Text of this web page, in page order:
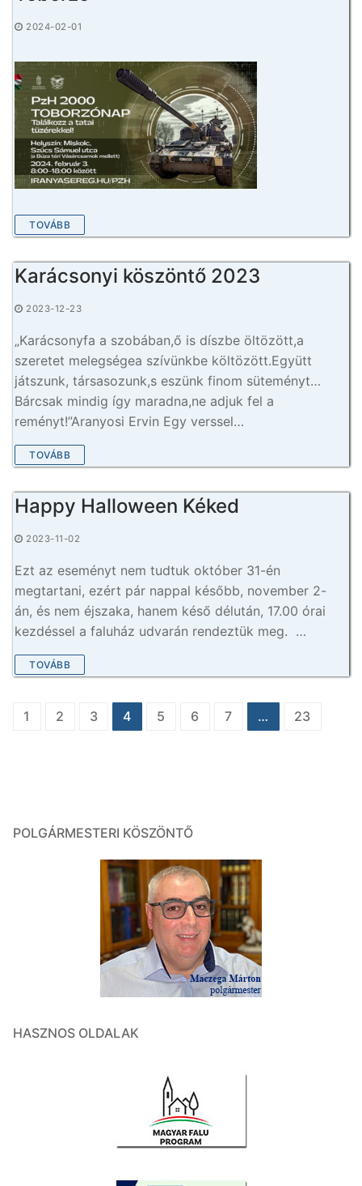
2024-02-01
TOVÁBB
Karácsonyi köszöntő 2023
2023-12-23
„Karácsonyfa a szobában,ő is díszbe öltözött,a
szeretet melegségea szívünkbe költözött.Együtt
játszunk, társasozunk,s eszünk finom süteményt…
Bárcsak mindig így maradna,ne adjuk fel a
reményt!”Aranyosi Ervin Egy verssel…
TOVÁBB
Happy Halloween Kéked
2023-11-02
Ezt az eseményt nem tudtuk október 31-én
megtartani, ezért pár nappal később, november 2-
án, és nem éjszaka, hanem késő délután, 17.00 órai
kezdéssel a faluház udvarán rendeztük meg. …
TOVÁBB
Bejegyzés
1 2 3 4 5 6 7 … 23
POLGÁRMESTERI KÖSZÖNTŐ
HASZNOS OLDALAK